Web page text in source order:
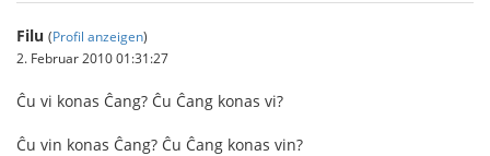
Filu (Profil anzeigen)
2. Februar 2010 01:31:27
Ĉu vi konas Ĉang? Ĉu Ĉang konas vi?
Ĉu vin konas Ĉang? Ĉu Ĉang konas vin?